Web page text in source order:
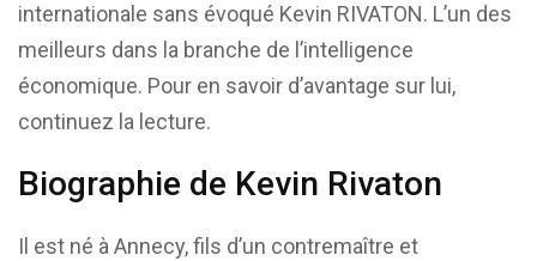
internationale sans évoqué Kevin RIVATON. L’un des
meilleurs dans la branche de l’intelligence
économique. Pour en savoir d’avantage sur lui,
continuez la lecture.
Biographie de Kevin Rivaton
Il est né à Annecy, fils d’un contremaître et